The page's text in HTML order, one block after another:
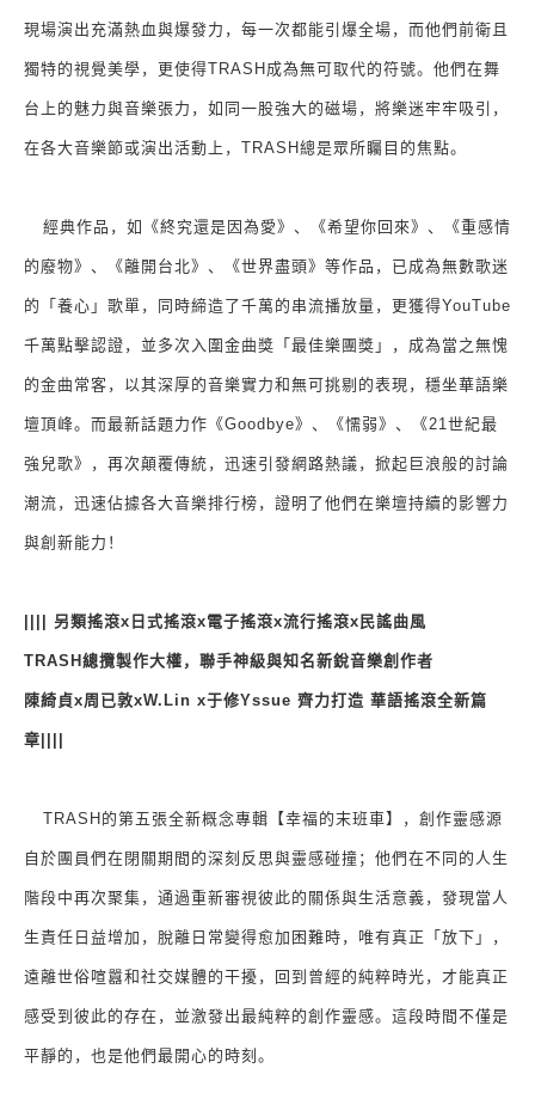
現場演出充滿熱血與爆發力，每一次都能引爆全場，而他們前衛且
獨特的視覺美學，更使得TRASH 成為無可取代的符號。他們在舞
台上的魅力與音樂張力，如同一股強大的磁場，將樂迷牢牢吸引，
在各大音樂節或演出活動上， TRASH 總是眾所矚目的焦點。
經典作品，如《終究還是因為愛》、《希望你回來》、《重感情
的廢物》、《離開台北》、《世界盡頭》等作品，已成為無數歌迷
的「養心」歌單，同時締造了千萬的串流播放量，更獲得YouTube
千萬點擊認證，並多次入圍金曲獎「最佳樂團獎」，成為當之無愧
的金曲常客，以其深厚的音樂實力和無可挑剔的表現，穩坐華語樂
壇頂峰。而最新話題力作《Goodbye》、《懦弱》、《21世紀最
強兒歌》，再次顛覆傳統，迅速引發網路熱議，掀起巨浪般的討論
潮流，迅速佔據各大音樂排行榜，證明了他們在樂壇持續的影響力
與創新能力！
另類搖滾x 日式搖滾x電子搖滾x流行搖滾x 民謠曲風
TRASH 總攬製作大權，聯手神級與知名新銳音樂創作者
陳綺貞x周已敦xW.Lin x于修Yssue 齊力打造 華語搖滾全新篇
章
TRASH 的第五張全新概念專輯【幸福的末班車】，創作靈感源
自於團員們在閉關期間的深刻反思與靈感碰撞；他們在不同的人生
階段中再次聚集，通過重新審視彼此的關係與生活意義，發現當人
生責任日益增加，脫離日常變得愈加困難時，唯有真正「放下」，
遠離世俗喧囂和社交媒體的干擾，回到曾經的純粹時光，才能真正
感受到彼此的存在，並激發出最純粹的創作靈感。這段時間不僅是
平靜的，也是他們最開心的時刻。